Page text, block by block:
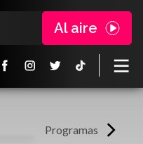
Al aire
Programas